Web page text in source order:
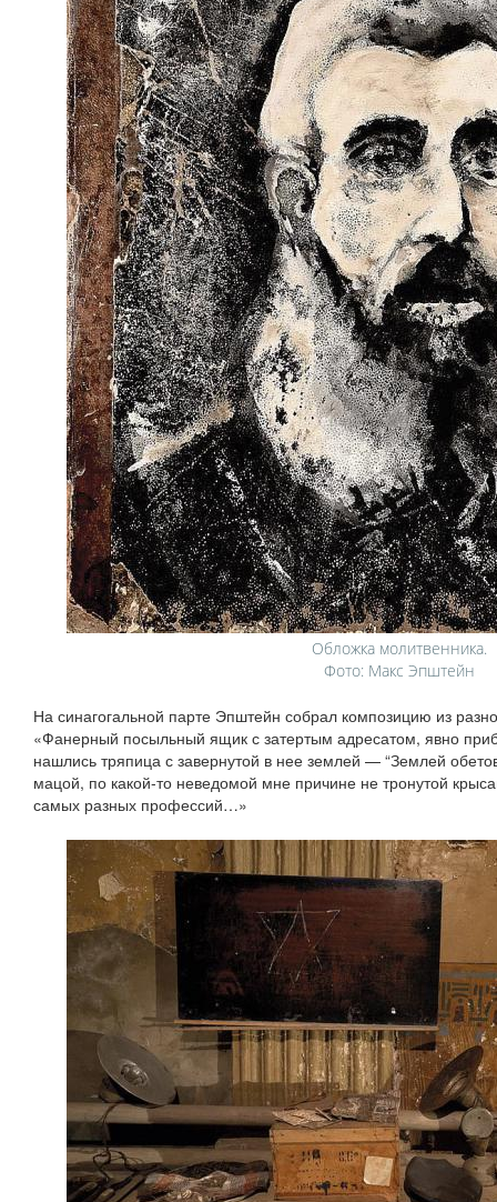
Обложка молитвенника.
Фото: Макс Эпштейн
На синагогальной парте Эпштейн собрал композицию из
«Фанерный посыльный ящик с затертым адресатом, явно
нашлись тряпица с завернутой в нее землей — “Землей
мацой, по какой‑то неведомой мне причине не тронутой
самых разных профессий…»